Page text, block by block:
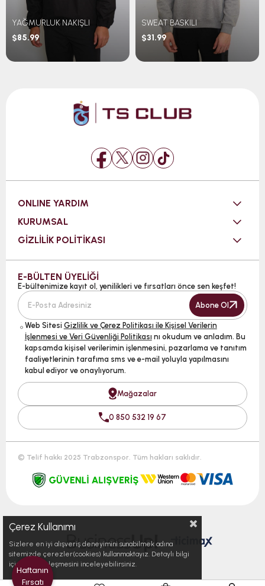
YAĞMURLUK NAKIŞLI
$85.99
SWEAT BASKILI
$31.99
ONLINE YARDIM
KURUMSAL
GİZLİLİK POLİTİKASI
E-BÜLTEN ÜYELİĞİ
E-bültenimize kayıt ol, yenilikleri ve fırsatları önce sen keşfet!
Abone Ol
Web Sitesi Gizlilik ve Çerez Politikası ile Kişisel Verilerin
İşlenmesi ve Veri Güvenliği Politikası nı okudum ve anladım. Bu
kapsamda kişisel verilerimin işlenmesini, pazarlama ve tanıtım
faaliyetlerinin tarafıma sms ve e-mail yoluyla yapılmasını
kabul ediyor ve onaylıyorum.
Mağazalar
0 850 532 19 67
© Telif hakkı 2025 Trabzonspor. Tüm hakları saklıdır.
Çerez Kullanımı
Sizlere en iyi alışveriş deneyimini sunabilmek adına
sitemizde çerezler(cookies) kullanmaktayız. Detaylı bilgi
için Kvkk sözleşmesini inceleyebilirsiniz.
Haftanın
Fırsatı